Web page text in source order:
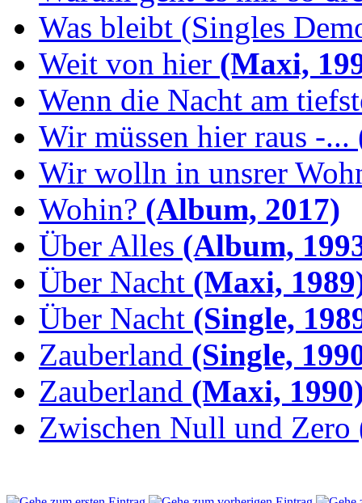
Was bleibt (Singles
Weit von hier (Maxi,
Wenn die Nacht am
Wir müssen hier raus -...
Wir wolln in unsrer
Wohin? (Album, 2017)
Über Alles (Album,
Über Nacht (Maxi,
Über Nacht (Single,
Zauberland (Single,
Zauberland (Maxi,
Zwischen Null und Zero